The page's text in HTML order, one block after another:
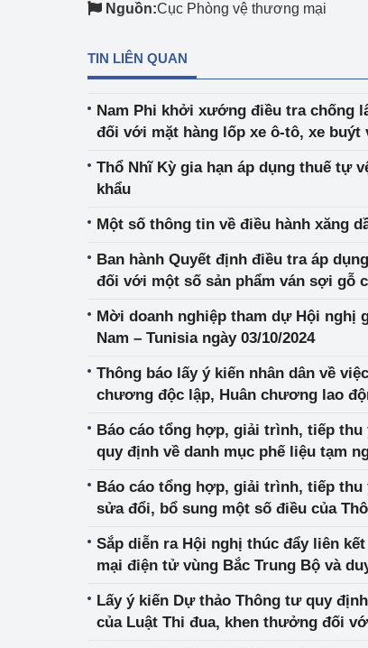
Bảo vệ môi
Bảo vệ nền
Xúc tiến
Thị trường
Thị trường
Ngành Công
Đại hội XIV
Phát triển công
Phát triển
Nguồn:Cục Phòng vệ thương mại
TIN LIÊN QUAN
Nam Phi khởi xướng điều tra chống
đối với mặt hàng lốp xe ô-tô, xe buýt
Thổ Nhĩ Kỳ gia hạn áp dụng thuế tự
khẩu
Một số thông tin về điều hành xăng
Ban hành Quyết định điều tra áp
đối với một số sản phẩm ván sợi gỗ
Mời doanh nghiệp tham dự Hội nghị
Nam – Tunisia ngày 03/10/2024
Thông báo lấy ý kiến nhân dân về
chương độc lập, Huân chương lao
Báo cáo tổng hợp, giải trình, tiếp
quy định về danh mục phế liệu tạm
Báo cáo tổng hợp, giải trình, tiếp
sửa đổi, bổ sung một số điều của
Sắp diễn ra Hội nghị thúc đẩy liên
mại điện tử vùng Bắc Trung Bộ và
Lấy ý kiến Dự thảo Thông tư quy
của Luật Thi đua, khen thưởng đối